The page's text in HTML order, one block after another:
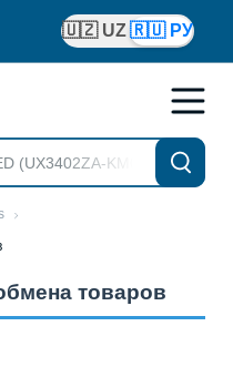
🇺🇿 UZ🇷🇺 РУ
товаров